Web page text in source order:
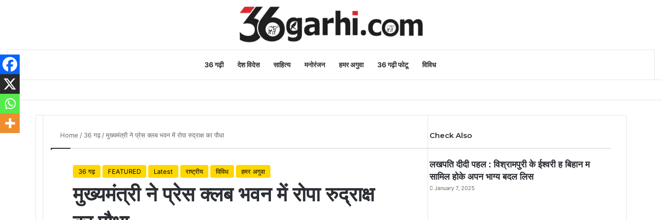
36 गढ़ी देश विदेस साहित्य मनोरंजन हमर अगुवा 36 गढ़ी फोटू विविध
Home / 36 गढ़ /मुख्यमंत्री ने प्रेस क्लब भवन में रोपा रुद्राक्ष का पौधा
36 गढ़ FEATURED Latest राष्ट्रीय विविध हमर अगुवा
मुख्यमंत्री ने प्रेस क्लब भवन में रोपा रुद्राक्ष
Check Also
लखपति दीदी पहल : विश्रामपुरी के ईश्वरी ह बिहान म
सामिल होके अपन भाग्य बदल लिस
January 7, 2025